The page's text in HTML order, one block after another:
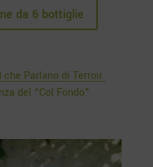
da 6 bottiglie
Parlano di Terroir.
del “Col Fondo”